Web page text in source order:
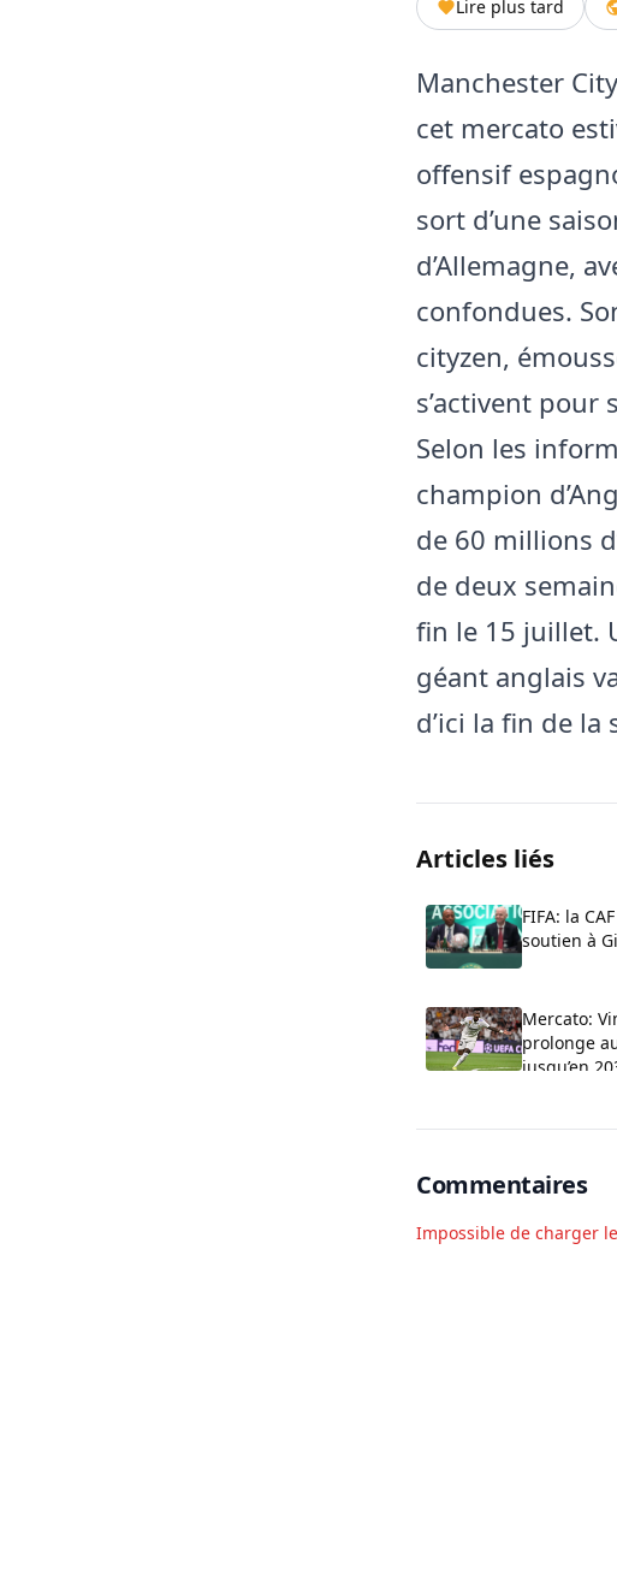
Lire plus tard
Manchester
cet mercato
offensif
sort d’une
d’Allemagne,
confondues.
cityzen,
s’activent pour
Selon les
champion
de 60 millions
de deux
fin le 15 juillet.
géant anglais
d’ici la fin de
Articles liés
FIFA: la
soutien à
Mercato:
prolonge
jusqu’en
Commentaires
Impossible de charger